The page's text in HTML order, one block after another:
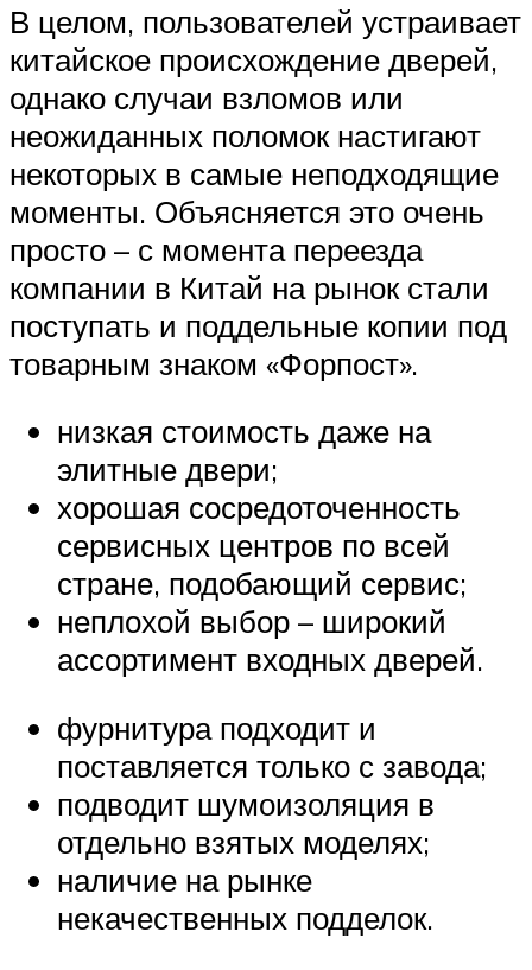
В целом, пользователей устраивает
китайское происхождение дверей,
однако случаи взломов или
неожиданных поломок настигают
некоторых в самые неподходящие
моменты. Объясняется это очень
просто – с момента переезда
компании в Китай на рынок стали
поступать и поддельные копии под
товарным знаком «Форпост».
низкая стоимость даже на
элитные двери;
хорошая сосредоточенность
сервисных центров по всей
стране, подобающий сервис;
неплохой выбор – широкий
ассортимент входных дверей.
фурнитура подходит и
поставляется только с завода;
подводит шумоизоляция в
отдельно взятых моделях;
наличие на рынке
некачественных подделок.